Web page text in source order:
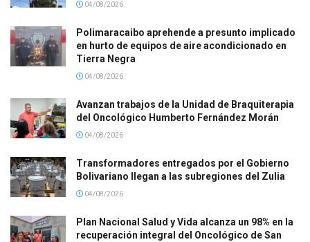
04/08/2026
Polimaracaibo aprehende a presunto implicado
en hurto de equipos de aire acondicionado en
Tierra Negra
04/08/2026
Avanzan trabajos de la Unidad de Braquiterapia
del Oncológico Humberto Fernández Morán
04/08/2026
Transformadores entregados por el Gobierno
Bolivariano llegan a las subregiones del Zulia
04/08/2026
Plan Nacional Salud y Vida alcanza un 98% en la
recuperación integral del Oncológico de San